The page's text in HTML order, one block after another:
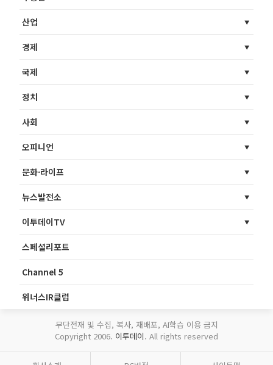
산업
경제
국제
정치
사회
오피니언
문화·라이프
뉴스발전소
이투데이TV
스페셜리포트
Channel 5
위너스IR클럽
무단전재 및 수집, 복사, 재배포, AI학습 이용 금지
Copyright 2006. 이투데이. All rights reserved